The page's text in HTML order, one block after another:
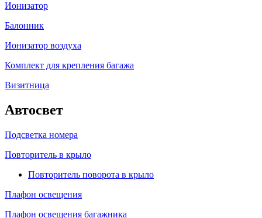
Ионизатор
Балонник
Ионизатор воздуха
Комплект для крепления багажа
Визитница
Автосвет
Подсветка номера
Повторитель в крыло
Повторитель поворота в крыло
Плафон освещения
Плафон освещения багажника